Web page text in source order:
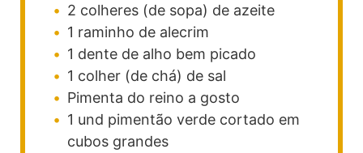
2 colheres (de sopa) de azeite
1 raminho de alecrim
1 dente de alho bem picado
1 colher (de chá) de sal
Pimenta do reino a gosto
1 und pimentão verde cortado em
cubos grandes